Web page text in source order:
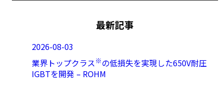
最新記事
2026-08-03
業界トップクラス※の低損失を実現した650V耐圧
IGBTを開発 – ROHM